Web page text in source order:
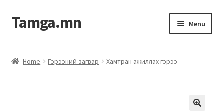
Tamga.mn Menu
Home Гэрээний загвар Хамтран ажиллах гэрээ